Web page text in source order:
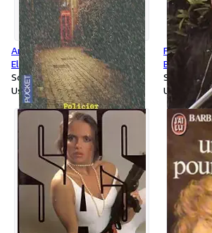
Anatomie d'un crime -
Elizabeth George
Softcover
Used
Face à
Bauer
Softcover
Used